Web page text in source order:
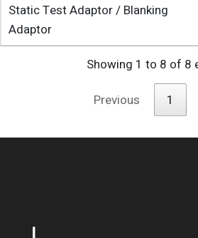
Static Test Adaptor / Blanking
Adaptor
Showing 1 to 8 of 8
Previous
1